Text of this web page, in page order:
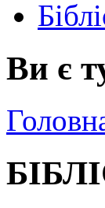
Ви є